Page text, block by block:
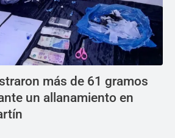
más de 61 gramos
un allanamiento en